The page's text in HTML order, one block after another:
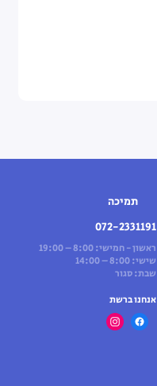
תמיכה
072-2331191
ראשון - חמישי: 8:00 – 19:00
שישי: 8:00 – 14:00
שבת: סגור
אנחנו ברשת